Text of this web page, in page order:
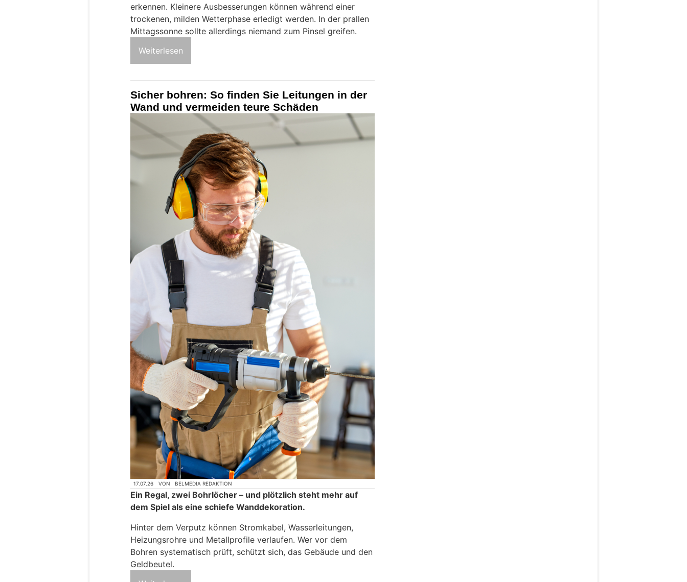
erkennen. Kleinere Ausbesserungen können während einer
trockenen, milden Wetterphase erledigt werden. In der prallen
Mittagssonne sollte allerdings niemand zum Pinsel greifen.
Weiterlesen
Sicher bohren: So finden Sie Leitungen in der
Wand und vermeiden teure Schäden
17.07.26 VON BELMEDIA REDAKTION
Ein Regal, zwei Bohrlöcher – und plötzlich steht mehr auf
dem Spiel als eine schiefe Wanddekoration.
Hinter dem Verputz können Stromkabel, Wasserleitungen,
Heizungsrohre und Metallprofile verlaufen. Wer vor dem
Bohren systematisch prüft, schützt sich, das Gebäude und den
Geldbeutel.